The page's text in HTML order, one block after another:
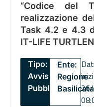
“Codice del
realizzazione
Task 4.2 e 4.3
IT-LIFE
Tipo:
Avviso
Pubblico
Ente:
Regione
Basilicata